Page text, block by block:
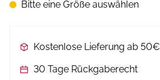
Bitte eine Größe auswählen
Kostenlose Lieferung ab 50€
30 Tage Rückgaberecht